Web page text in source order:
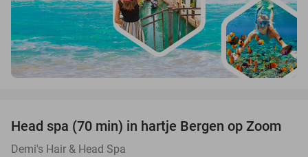
37%
Head spa (70 min) in hartje Bergen op Zoom
Demi's Hair & Head Spa